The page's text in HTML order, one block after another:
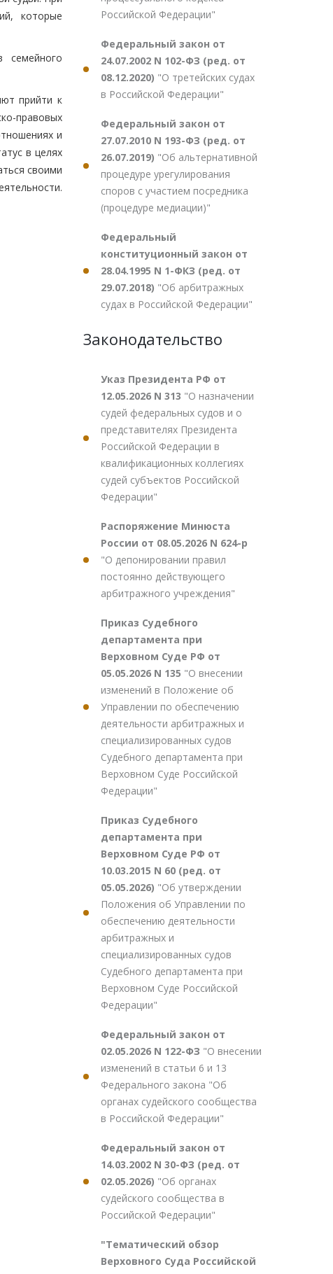
которые
семейного
прийти к
правовых
и
в целях
своими
Российской Федерации"
Федеральный закон от
24.07.2002 N 102-ФЗ (ред. от
08.12.2020) "О третейских судах
в Российской Федерации"
Федеральный закон от
27.07.2010 N 193-ФЗ (ред. от
26.07.2019) "Об альтернативной
процедуре урегулирования
споров с участием посредника
(процедуре медиации)"
Федеральный
конституционный закон от
28.04.1995 N 1-ФКЗ (ред. от
29.07.2018) "Об арбитражных
судах в Российской Федерации"
Законодательство
Указ Президента РФ от
12.05.2026 N 313 "О назначении
судей федеральных судов и о
представителях Президента
Российской Федерации в
квалификационных коллегиях
судей субъектов Российской
Федерации"
Распоряжение Минюста
России от 08.05.2026 N 624-р
"О депонировании правил
постоянно действующего
арбитражного учреждения"
Приказ Судебного
департамента при
Верховном Суде РФ от
05.05.2026 N 135 "О внесении
изменений в Положение об
Управлении по обеспечению
деятельности арбитражных и
специализированных судов
Судебного департамента при
Верховном Суде Российской
Федерации"
Приказ Судебного
департамента при
Верховном Суде РФ от
10.03.2015 N 60 (ред. от
05.05.2026) "Об утверждении
Положения об Управлении по
обеспечению деятельности
арбитражных и
специализированных судов
Судебного департамента при
Верховном Суде Российской
Федерации"
Федеральный закон от
02.05.2026 N 122-ФЗ "О внесении
изменений в статьи 6 и 13
Федерального закона "Об
органах судейского сообщества
в Российской Федерации"
Федеральный закон от
14.03.2002 N 30-ФЗ (ред. от
02.05.2026) "Об органах
судейского сообщества в
Российской Федерации"
"Тематический обзор
Верховного Суда Российской